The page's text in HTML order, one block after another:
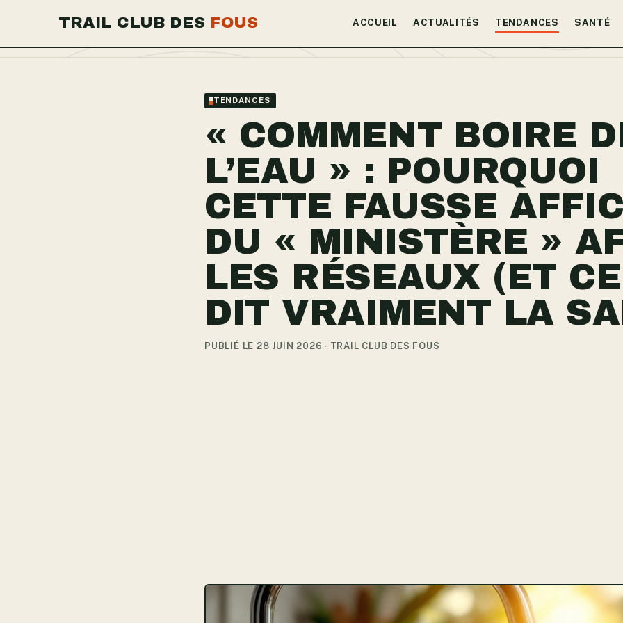
TRAIL CLUB DES FOUS ACCUEIL ACTUALITÉS TENDANCES SANTÉ
TENDANCES
« COMMENT BOIRE
L’EAU » : POURQUOI
CETTE FAUSSE
DU « MINISTÈRE »
LES RÉSEAUX (ET
DIT VRAIMENT LA
PUBLIÉ LE 28 JUIN 2026 · TRAIL CLUB DES FOUS